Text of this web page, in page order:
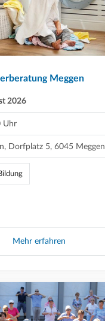
Meggen
2026
Uhr
Dorfplatz 5, 6045 Meggen
Mehr erfahren